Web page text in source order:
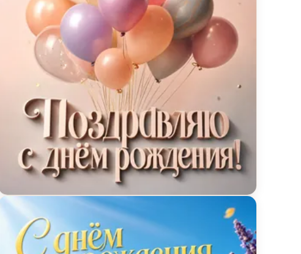
с днём рождения с весёлыми шарами